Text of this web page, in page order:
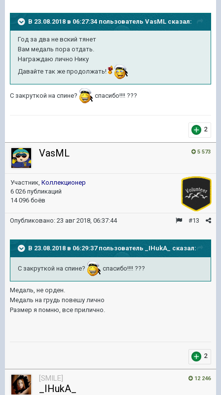
В 23.08.2018 в 06:27:34 пользователь VasML сказал:
Год за два не вский тянет
Вам медаль пора отдать.
Награждаю лично Нику
Давайте так же продолжать!
С закруткой на спине? спасибо!!!! ???
2
5 573
VasML
Участник, Коллекционер
6 026 публикаций
14 096 боёв
#13
Опубликовано: 23 авг 2018, 06:37:44
В 23.08.2018 в 06:29:37 пользователь _IHukA_ сказал:
С закруткой на спине? спасибо!!!! ???
Медаль, не орден.
Медаль на грудь повешу лично
Размер я помню, все прилично.
2
12 246
[SMILE]
_IHukA_